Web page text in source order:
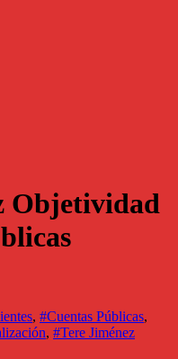
Objetividad
, #Cuentas Públicas,
, #Tere Jiménez